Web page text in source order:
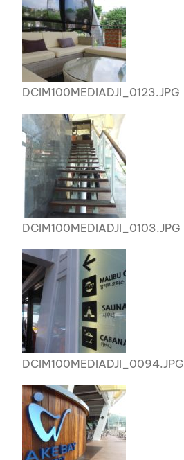
DCIM100MEDIADJI_0123.JPG
DCIM100MEDIADJI_0103.JPG
DCIM100MEDIADJI_0094.JPG